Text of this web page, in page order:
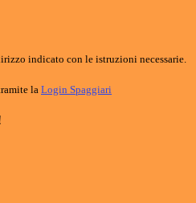
indicato con le istruzioni necessarie.
la Login Spaggiari